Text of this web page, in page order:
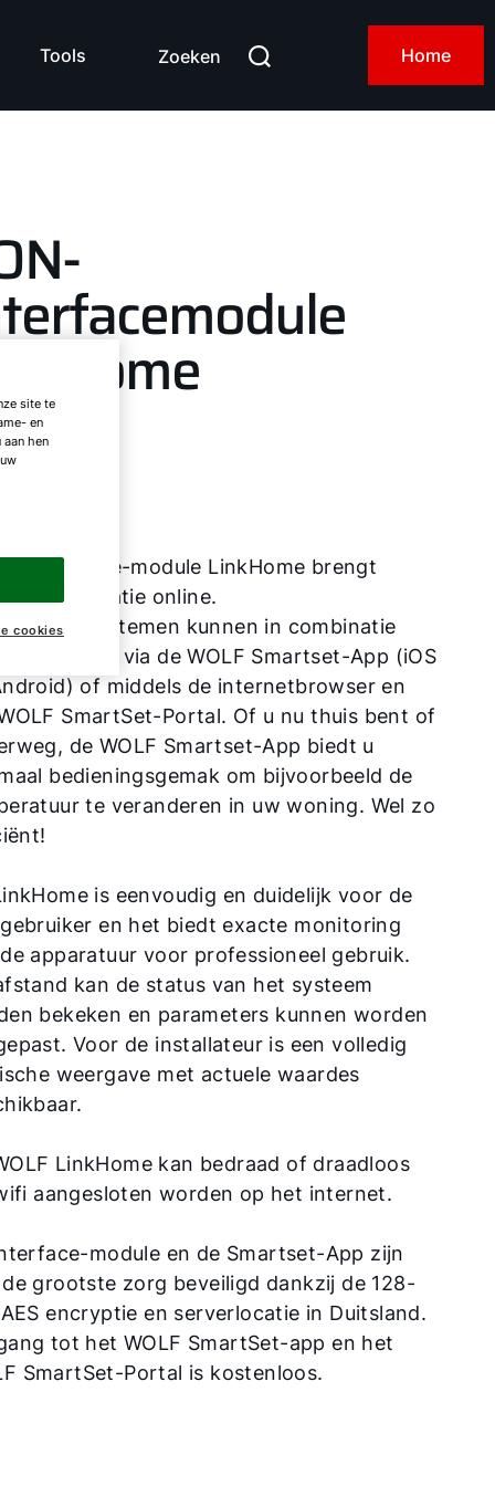
Tools Zoeken Home
de interface-module LinkHome brengt
de installatie online.
kunnen in combinatie
worden via de WOLF Smartset-App (iOS
of middels de internetbrowser en
SmartSet-Portal. Of u nu thuis bent of
de WOLF Smartset-App biedt u
bedieningsgemak om bijvoorbeeld de
te veranderen in uw woning. Wel zo
is eenvoudig en duidelijk voor de
en het biedt exacte monitoring
apparatuur voor professioneel gebruik.
kan de status van het systeem
bekeken en parameters kunnen worden
Voor de installateur is een volledig
weergave met actuele waardes
LinkHome kan bedraad of draadloos
aangesloten worden op het internet.
module en de Smartset-App zijn
grootste zorg beveiligd dankzij de 128-
encryptie en serverlocatie in Duitsland.
tot het WOLF SmartSet-app en het
SmartSet-Portal is kostenloos.
site te
en
hen
cookies